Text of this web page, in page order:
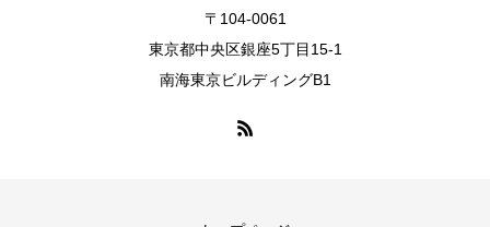
〒104-0061
東京都中央区銀座5丁目15-1
南海東京ビルディングB1